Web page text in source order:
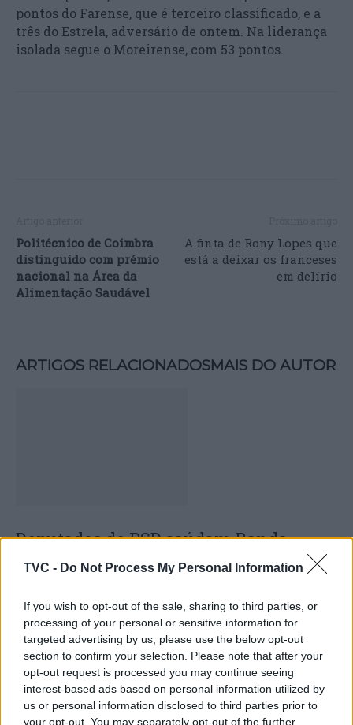
TVC - Do Not Process My Personal Information
If you wish to opt-out of the sale, sharing to third parties, or
processing of your personal or sensitive information for
targeted advertising by us, please use the below opt-out
section to confirm your selection. Please note that after your
opt-out request is processed you may continue seeing
interest-based ads based on personal information utilized by
us or personal information disclosed to third parties prior to
your opt-out. You may separately opt-out of the further
pontos do Farense, que é terceiro classificado, e a
três do Estrela, adversário de ontem. Na liderança
isolada segue o Moreirense, com 53 pontos.
Politécnico de Coimbra
distinguido com prémio
nacional na Área da
Alimentação Saudável
A finta de Rony Lopes que
está a deixar os franceses
em delírio
ARTIGOS RELACIONADOSMAIS DO AUTOR
Deputados do PSD saúdam Banda
Sinfónica da ARMAB pelo 1º lugar no